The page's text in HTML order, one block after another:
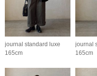
journal standard luxe
165cm
journal
165cm